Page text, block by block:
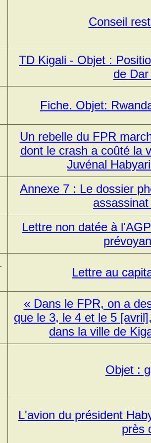
Conseil
TD Kigali - Objet :
de
Fiche. Objet:
Un rebelle du FPR
dont le crash a coûté la
Juvénal
Annexe 7 : Le dossier
Lettre non datée à
Lettre au
« Dans le FPR, on a
que le 3, le 4 et le 5
dans la ville de
Objet :
L'avion du président
près